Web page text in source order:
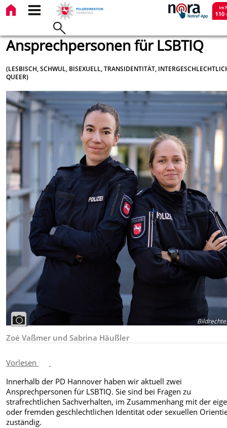
Ansprechpersonen für LSBTIQ
(LESBISCH, SCHWUL, BISEXUELL, TRANSIDENTITÄT,
QUEER)
Bildrechte:
Zoé Vaßmer und Sabrina Häußler
Vorlesen
Innerhalb der PD Hannover haben wir aktuell zwei
Ansprechpersonen für LSBTIQ. Sie sind bei Fragen zu
strafrechtlichen Sachverhalten, im Zusammenhang mit der
oder fremden geschlechtlichen Identität oder sexuellen
zuständig.